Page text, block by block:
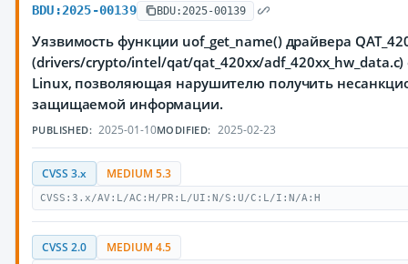
BDU:2025-00139 BDU:2025-00139
Уязвимость функции uof_get_name() драйвера
(drivers/crypto/intel/qat/qat_420xx/
Linux, позволяющая нарушителю получить
защищаемой информации.
PUBLISHED: 2025-01-10MODIFIED: 2025-02-23
CVSS 3.x MEDIUM 5.3
CVSS:3.x/AV:L/AC:H/PR:L/UI:N/S:U/C:L/I:N/A:H
CVSS 2.0 MEDIUM 4.5